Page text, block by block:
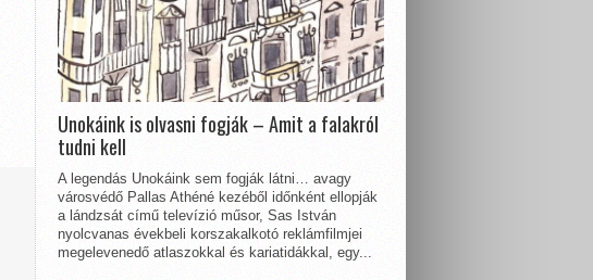
Unokáink is olvasni fogják – Amit a falakról
tudni kell
A legendás Unokáink sem fogják látni… avagy
városvédő Pallas Athéné kezéből időnként ellopják
a lándzsát című televízió műsor, Sas István
nyolcvanas évekbeli korszakalkotó reklámfilmjei
megelevenedő atlaszokkal és kariatidákkal, egy...